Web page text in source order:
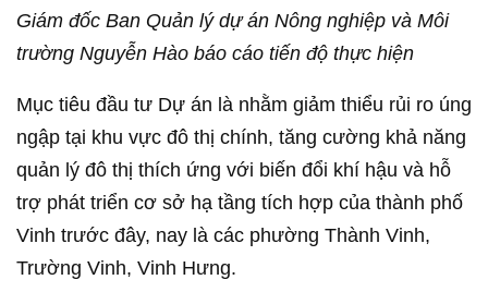
Giám đốc Ban Quản lý dự án Nông nghiệp và Môi
trường Nguyễn Hào báo cáo tiến độ thực hiện
Mục tiêu đầu tư Dự án là nhằm giảm thiểu rủi ro úng
ngập tại khu vực đô thị chính, tăng cường khả năng
quản lý đô thị thích ứng với biến đổi khí hậu và hỗ
trợ phát triển cơ sở hạ tầng tích hợp của thành phố
Vinh trước đây, nay là các phường Thành Vinh,
Trường Vinh, Vinh Hưng.